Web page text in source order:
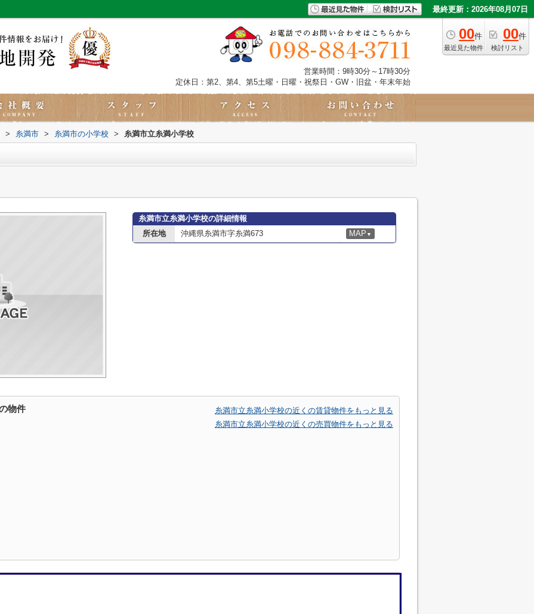
最終更新：2026年08月07日
00件
最近見た物件
00件
検討リスト
営業時間：9時30分～17時30分
定休日：第2、第4、第5土曜・日曜・祝祭日・GW・旧盆・年末年始
> 糸満市 > 糸満市の小学校 > 糸満市立糸満小学校
糸満市立糸満小学校の詳細情報
所在地
沖縄県糸満市字糸満673 MAP ▼
物件
糸満市立糸満小学校の近くの賃貸物件をもっと見る
糸満市立糸満小学校の近くの売買物件をもっと見る